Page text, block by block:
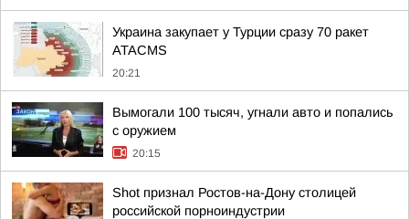
Украина закупает у Турции сразу 70 ракет
ATACMS
20:21
Вымогали 100 тысяч, угнали авто и попались
с оружием
20:15
Shot признал Ростов-на-Дону столицей
российской порноиндустрии